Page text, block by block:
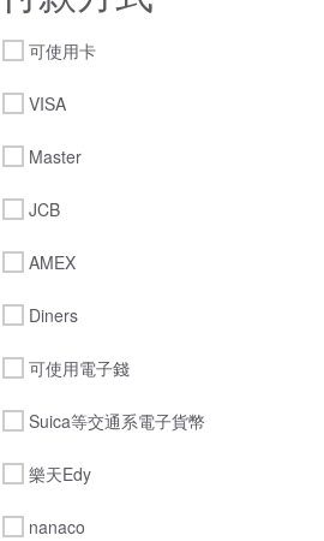
可使用卡
VISA
Master
JCB
AMEX
Diners
可使用電子錢
Suica等交通系電子貨幣
樂天Edy
nanaco